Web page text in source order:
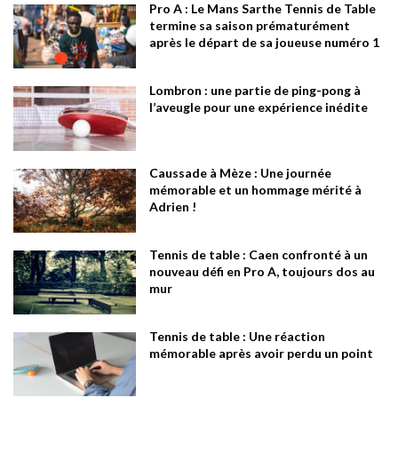
Pro A : Le Mans Sarthe Tennis de Table
termine sa saison prématurément
après le départ de sa joueuse numéro 1
Lombron : une partie de ping-pong à
l’aveugle pour une expérience inédite
Caussade à Mèze : Une journée
mémorable et un hommage mérité à
Adrien !
Tennis de table : Caen confronté à un
nouveau défi en Pro A, toujours dos au
mur
Tennis de table : Une réaction
mémorable après avoir perdu un point